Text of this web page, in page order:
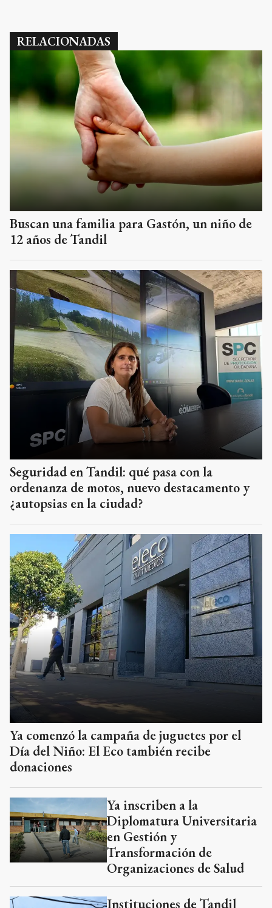
RELACIONADAS
Buscan una familia para Gastón, un niño de
12 años de Tandil
Seguridad en Tandil: qué pasa con la
ordenanza de motos, nuevo destacamento y
¿autopsias en la ciudad?
Ya comenzó la campaña de juguetes por el
Día del Niño: El Eco también recibe
donaciones
Ya inscriben a la
Diplomatura Universitaria
en Gestión y
Transformación de
Organizaciones de Salud
Instituciones de Tandil